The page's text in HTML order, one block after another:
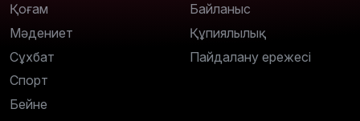
Қоғам
Мәдениет
Сұхбат
Спорт
Бейне
Байланыс
Құпиялылық
Пайдалану ережесі